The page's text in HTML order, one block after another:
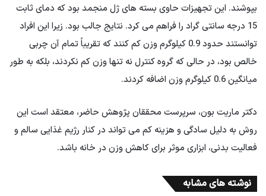
بپوشند. این تجهیزات حاوی بسته های ژل منجمد بود که دمای ثابت
15 درجه سانتی گراد را فراهم می کرد. نتایج جالب بود. زیرا این افراد
توانستند حدود 0.9 کیلوگرم وزن کم کنند که تقریباً تمام آن چربی
خالص بود، در حالی که گروه کنترل نه تنها وزن کم نکردند، بلکه به طور
میانگین 0.6 کیلوگرم وزن اضافه کردند.
دکتر ماریت بون، سرپرست محققان پژوهش حاضر، معتقد است این
روش به دلیل سادگی و هزینه کم می تواند در کنار رژیم غذایی سالم و
فعالیت بدنی، ابزاری موثر برای کاهش وزن در خانه باشد.
نوشته های مشابه